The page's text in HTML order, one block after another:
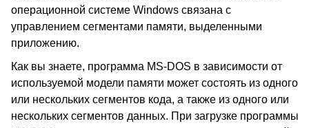
операционной системе Windows связана с
управлением сегментами памяти, выделенными
приложению.
Как вы знаете, программа MS-DOS в зависимости от
используемой модели памяти может состоять из одного
или нескольких сегментов кода, а также из одного или
нескольких сегментов данных. При загрузке программы